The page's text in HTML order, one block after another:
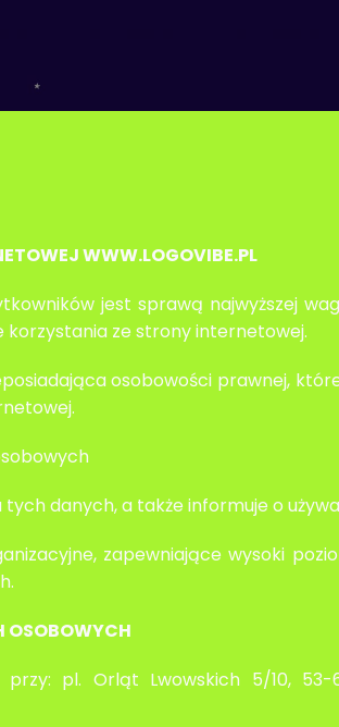
WWW.LOGOVIBE.PL
jest sprawą najwyższej
korzystania ze strony internetowej.
osobowości prawnej,
danych, a także informuje o
zapewniające wysoki
OSOBOWYCH
pl. Orląt Lwowskich 5/10, 53-